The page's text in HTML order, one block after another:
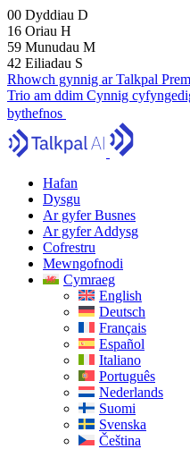
00 Dyddiau D
16 Oriau H
59 Munudau M
41 Eiliadau S
Rhowch gynnig ar Talkpal
Trio am ddim Cynnig
bythefnos
Hafan
Dysgu
Ar gyfer Busnes
Ar gyfer Addysg
Cofrestru
Mewngofnodi
Cymraeg
English
Deutsch
Français
Español
Italiano
Português
Nederlands
Suomi
Svenska
Čeština